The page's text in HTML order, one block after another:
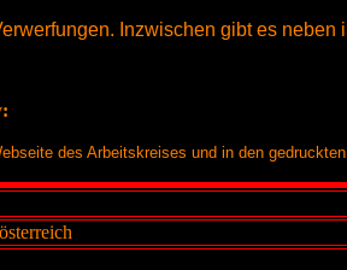
Inzwischen gibt es neben
:
des Arbeitskreises und in den